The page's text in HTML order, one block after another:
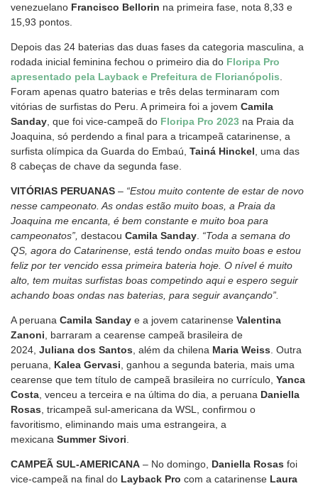
venezuelano Francisco Bellorin na primeira fase, nota 8,33 e
15,93 pontos.
Depois das 24 baterias das duas fases da categoria masculina, a
rodada inicial feminina fechou o primeiro dia do Floripa Pro
apresentado pela Layback e Prefeitura de Florianópolis.
Foram apenas quatro baterias e três delas terminaram com
vitórias de surfistas do Peru. A primeira foi a jovem Camila
Sanday, que foi vice-campeã do Floripa Pro 2023 na Praia da
Joaquina, só perdendo a final para a tricampeã catarinense, a
surfista olímpica da Guarda do Embaú, Tainá Hinckel, uma das
8 cabeças de chave da segunda fase.
VITÓRIAS PERUANAS – “Estou muito contente de estar de novo
nesse campeonato. As ondas estão muito boas, a Praia da
Joaquina me encanta, é bem constante e muito boa para
campeonatos”, destacou Camila Sanday. “Toda a semana do
QS, agora do Catarinense, está tendo ondas muito boas e estou
feliz por ter vencido essa primeira bateria hoje. O nível é muito
alto, tem muitas surfistas boas competindo aqui e espero seguir
achando boas ondas nas baterias, para seguir avançando”.
A peruana Camila Sanday e a jovem catarinense Valentina
Zanoni, barraram a cearense campeã brasileira de
2024, Juliana dos Santos, além da chilena Maria Weiss. Outra
peruana, Kalea Gervasi, ganhou a segunda bateria, mais uma
cearense que tem título de campeã brasileira no currículo, Yanca
Costa, venceu a terceira e na última do dia, a peruana Daniella
Rosas, tricampeã sul-americana da WSL, confirmou o
favoritismo, eliminando mais uma estrangeira, a
mexicana Summer Sivori.
CAMPEÃ SUL-AMERICANA – No domingo, Daniella Rosas foi
vice-campeã na final do Layback Pro com a catarinense Laura